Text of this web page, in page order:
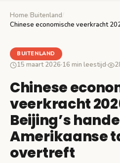
Home Buitenland
BUITENLAND
15 maart 2026·16 min leestijd·
Chinese
veerkracht
Beijing’s
Amerikaanse
overtreft